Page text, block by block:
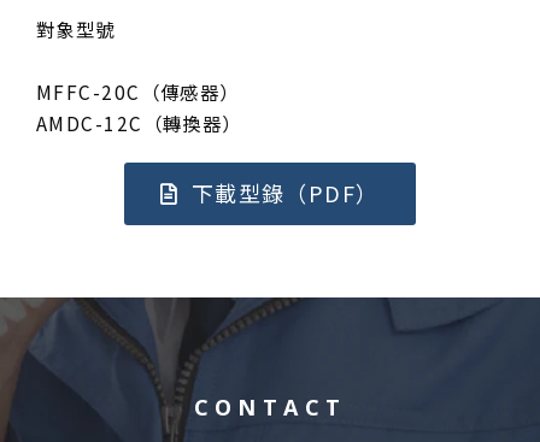
對象型號
MFFC-20C（傳感器）
AMDC-12C（轉換器）
下載型錄（PDF）
CONTACT